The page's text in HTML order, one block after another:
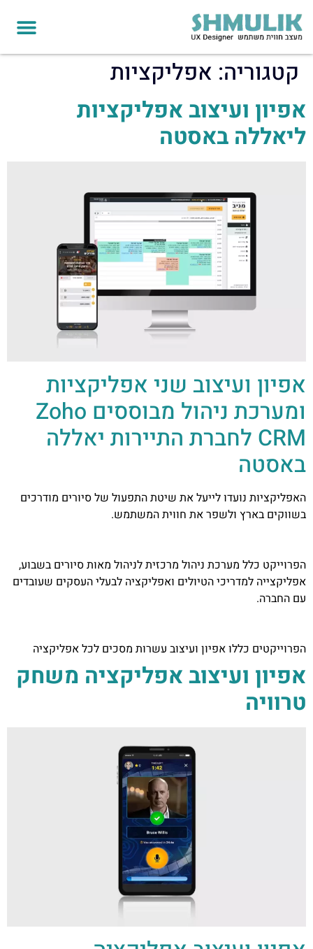
קטגוריה: אפליקציות
אפיון ועיצוב אפליקציות
ליאללה באסטה
אפיון ועיצוב שני אפליקציות
ומערכת ניהול מבוססים Zoho
CRM לחברת התיירות יאללה
באסטה
האפליקציות נועדו לייעל את שיטת התפעול של סיורים מודרכים
בשווקים בארץ ולשפר את חווית המשתמש.
הפרוייקט כלל מערכת ניהול מרכזית לניהול מאות סיורים בשבוע,
אפליקצייה למדריכי הטיולים ואפליקציה לבעלי העסקים שעובדים
עם החברה.
הפרוייקטים כללו אפיון ועיצוב עשרות מסכים לכל אפליקציה
אפיון ועיצוב אפליקציה משחק
טרוויה